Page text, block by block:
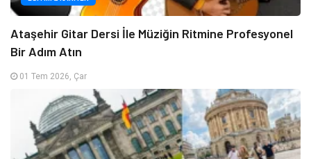
Ataşehir Gitar Dersi İle Müziğin Ritmine Profesyonel
Bir Adım Atın
01 Tem 2026, Çar